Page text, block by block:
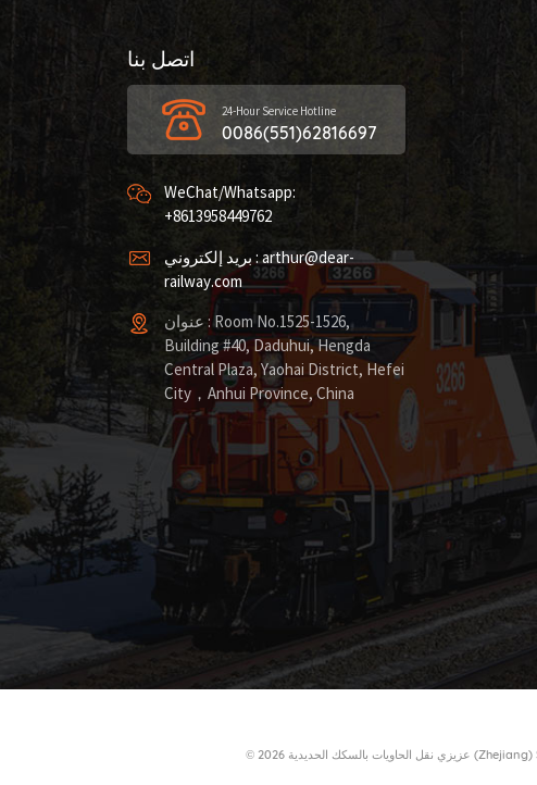
اتصل بنا
24-Hour Service Hotline
0086(551)62816697
WeChat/Whatsapp:
+8613958449762
بريد إلكتروني : arthur@dear-
railway.com
عنوان : Room No.1525-1526,
Building #40, Daduhui, Hengda
Central Plaza, Yaohai District, Hefei
City，Anhui Province, China